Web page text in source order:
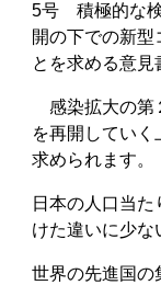
5号 積極的な
開の下での新型
とを求める意
感染拡大の第
を再開してい
求められます。
日本の人口当た
けた違いに少な
世界の先進国の